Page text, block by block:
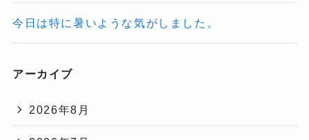
今日は特に暑いような気がしました。
アーカイブ
2026年8月